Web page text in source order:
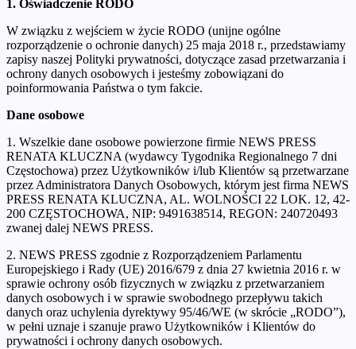
1. Oświadczenie RODO
W związku z wejściem w życie RODO (unijne ogólne
rozporządzenie o ochronie danych) 25 maja 2018 r., przedstawiamy
zapisy naszej Polityki prywatności, dotyczące zasad przetwarzania i
ochrony danych osobowych i jesteśmy zobowiązani do
poinformowania Państwa o tym fakcie.
Dane osobowe
1. Wszelkie dane osobowe powierzone firmie NEWS PRESS
RENATA KLUCZNA (wydawcy Tygodnika Regionalnego 7 dni
Częstochowa) przez Użytkowników i/lub Klientów są przetwarzane
przez Administratora Danych Osobowych, którym jest firma NEWS
PRESS RENATA KLUCZNA, AL. WOLNOŚCI 22 LOK. 12, 42-
200 CZĘSTOCHOWA, NIP: 9491638514, REGON: 240720493
zwanej dalej NEWS PRESS.
2. NEWS PRESS zgodnie z Rozporządzeniem Parlamentu
Europejskiego i Rady (UE) 2016/679 z dnia 27 kwietnia 2016 r. w
sprawie ochrony osób fizycznych w związku z przetwarzaniem
danych osobowych i w sprawie swobodnego przepływu takich
danych oraz uchylenia dyrektywy 95/46/WE (w skrócie „RODO”),
w pełni uznaje i szanuje prawo Użytkowników i Klientów do
prywatności i ochrony danych osobowych.